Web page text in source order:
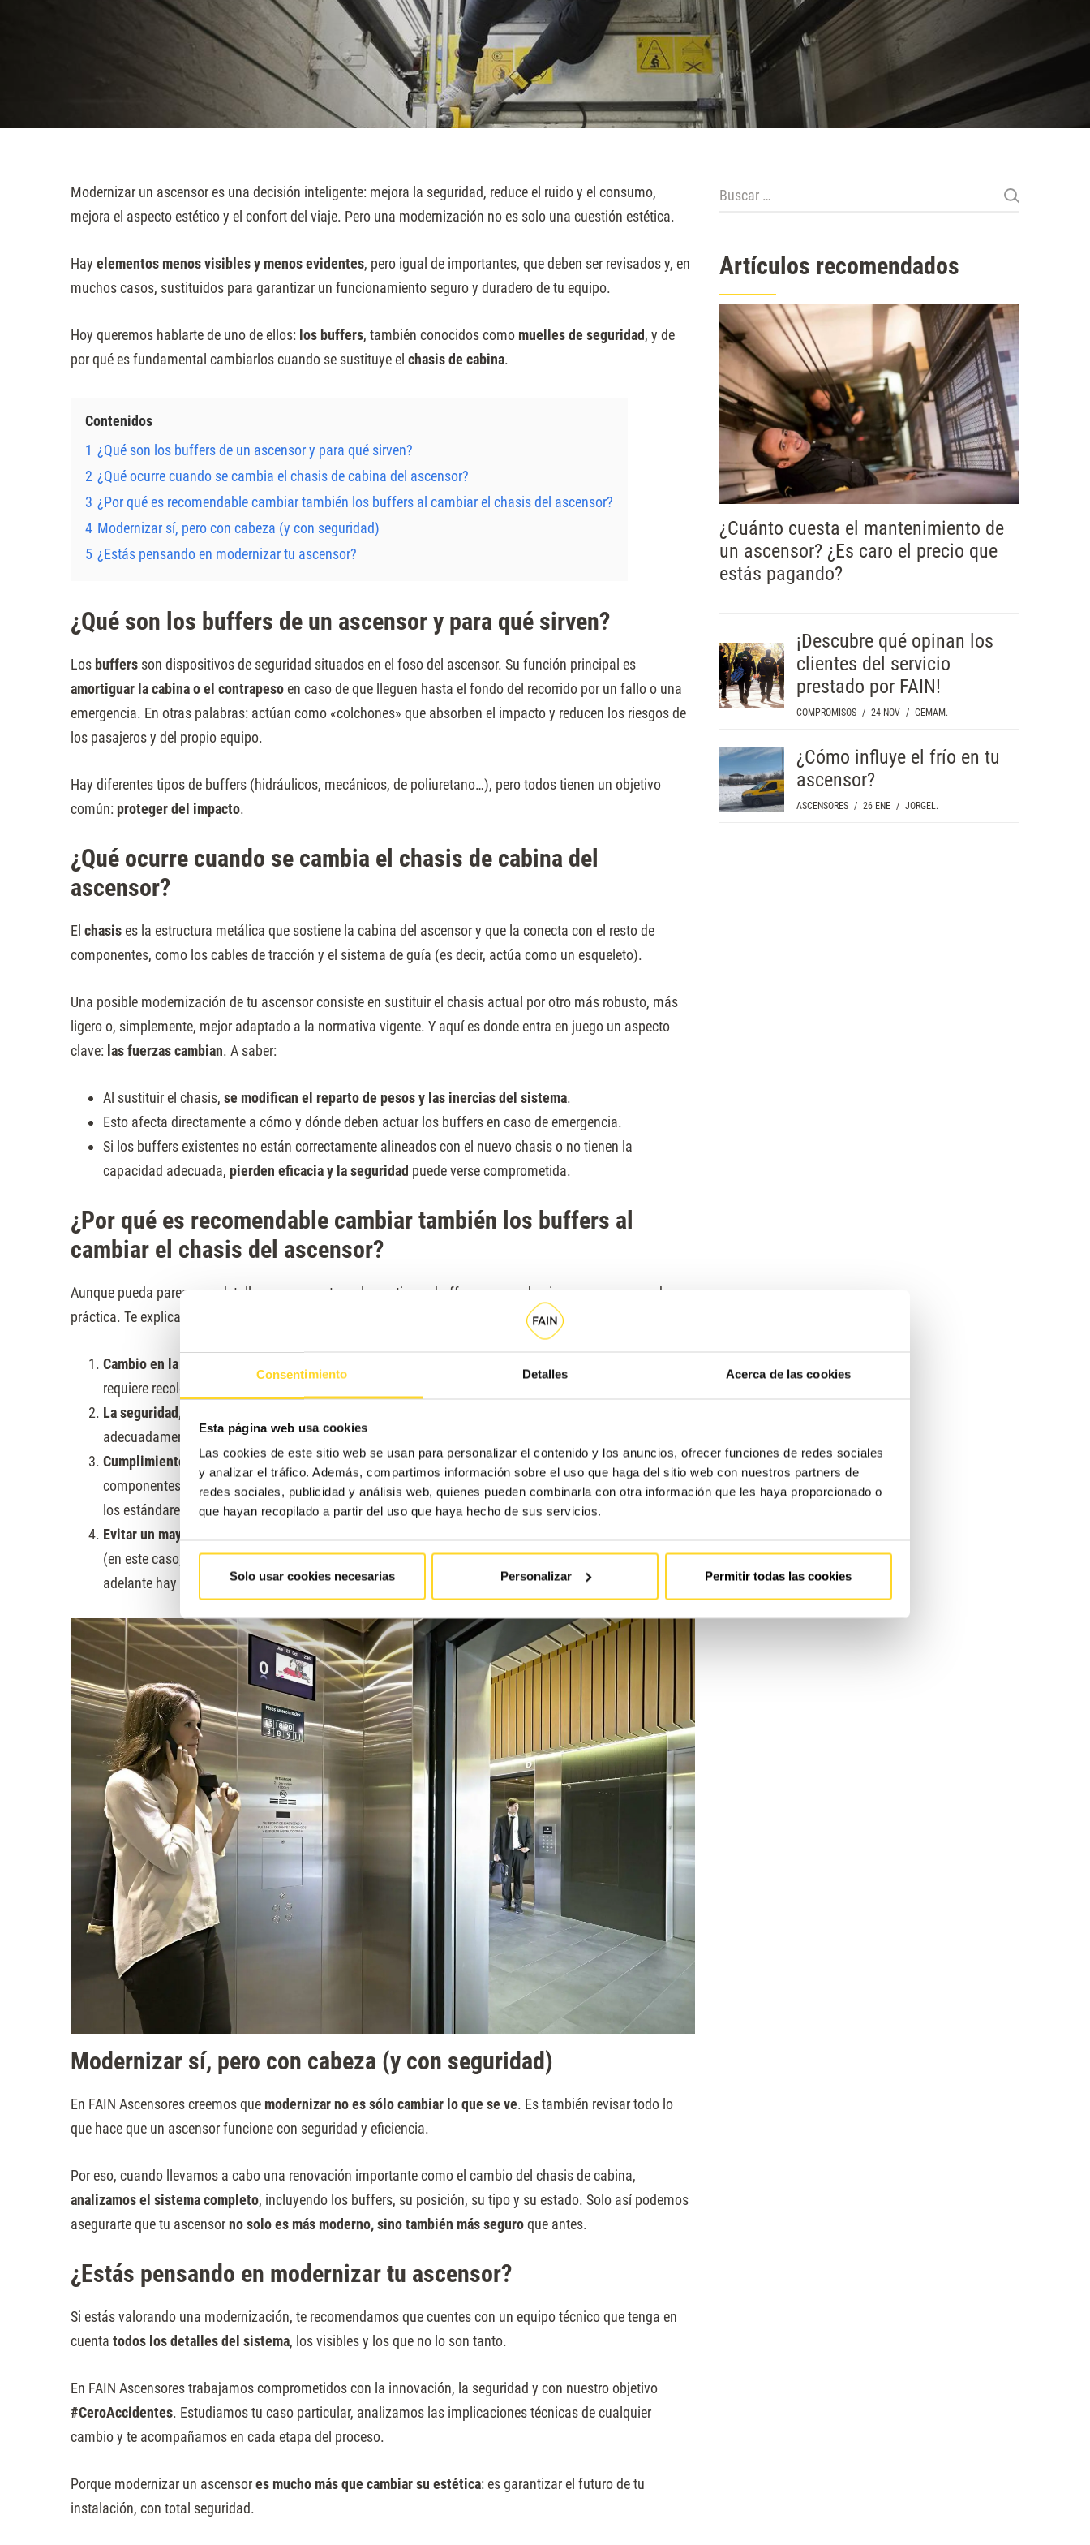
Consentimiento Detalles Acerca de las cookies
Esta página web usa cookies
Las cookies de este sitio web se usan para personalizar el contenido y los anuncios, ofrecer funciones de redes sociales
y analizar el tráfico. Además, compartimos información sobre el uso que haga del sitio web con nuestros partners de
redes sociales, publicidad y análisis web, quienes pueden combinarla con otra información que les haya proporcionado o
que hayan recopilado a partir del uso que haya hecho de sus servicios.
Solo usar cookies necesarias Personalizar Permitir todas las cookies
Modernizar un ascensor es una decisión inteligente: mejora la seguridad, reduce el ruido y el consumo,
mejora el aspecto estético y el confort del viaje. Pero una modernización no es solo una cuestión estética.
Hay elementos menos visibles y menos evidentes, pero igual de importantes, que deben ser revisados y, en
muchos casos, sustituidos para garantizar un funcionamiento seguro y duradero de tu equipo.
Hoy queremos hablarte de uno de ellos: los buffers, también conocidos como muelles de seguridad, y de
por qué es fundamental cambiarlos cuando se sustituye el chasis de cabina.
Contenidos
1 ¿Qué son los buffers de un ascensor y para qué sirven?
2 ¿Qué ocurre cuando se cambia el chasis de cabina del ascensor?
3 ¿Por qué es recomendable cambiar también los buffers al cambiar el chasis del ascensor?
4 Modernizar sí, pero con cabeza (y con seguridad)
5 ¿Estás pensando en modernizar tu ascensor?
¿Qué son los buffers de un ascensor y para qué sirven?
Los buffers son dispositivos de seguridad situados en el foso del ascensor. Su función principal es
amortiguar la cabina o el contrapesoen caso de que lleguen hasta el fondo del recorrido por un fallo o una
emergencia. En otras palabras: actúan como «colchones» que absorben el impacto y reducen los riesgos de
los pasajeros y del propio equipo.
Hay diferentes tipos de buffers (hidráulicos, mecánicos, de poliuretano…), pero todos tienen un objetivo
común: proteger del impacto.
¿Qué ocurre cuando se cambia el chasis de cabina del
ascensor?
El chasises la estructura metálica que sostiene la cabina del ascensor y que la conecta con el resto de
componentes, como los cables de tracción y el sistema de guía (es decir, actúa como un esqueleto).
Una posible modernización de tu ascensor consiste en sustituir el chasis actual por otro más robusto, más
ligero o, simplemente, mejor adaptado a la normativa vigente. Y aquí es donde entra en juego un aspecto
clave: las fuerzas cambian. A saber:
Al sustituir el chasis, se modifican el reparto de pesos y las inercias del sistema.
Esto afecta directamente a cómo y dónde deben actuar los buffers en caso de emergencia.
Si los buffers existentes no están correctamente alineados con el nuevo chasis o no tienen la
capacidad adecuada, pierden eficacia y la seguridad puede verse comprometida.
¿Por qué es recomendable cambiar también los buffers al
cambiar el chasis del ascensor?
Aunque pueda parecer un detalle menor, mantener los antiguos buffers con un chasis nuevo no es una buena
práctica. Te explicamos las razones:
Cambio en la geometría del sistema
requiere recolocar los buffers o sustituirlos por otros más coherentes con el nuevo diseño.
La seguridad, una prioridad
adecuadamente el impacto, pueden provocar daños en la cabina o lesiones en caso de emergencia.
Cumplimiento de la normativa: las normas de seguridad evolucionan, y un chasis moderno exige
componentes que estén a su altura. En este punto, actualizar los buffers garantiza el cumplimiento con
los estándares de seguridad vigentes.
Evitar un mayor coste a largo plazo
(en este caso, sustituir el chasis sin hacer lo propio con los buffers), puede salir muy caro. Si más
adelante hay que reintervenir, los costes (y las molestias) serán mayores.
Modernizar sí, pero con cabeza (y con seguridad)
En FAIN Ascensores creemos que modernizar no es sólo cambiar lo que se ve. Es también revisar todo lo
que hace que un ascensor funcione con seguridad y eficiencia.
Por eso, cuando llevamos a cabo una renovación importante como el cambio del chasis de cabina,
analizamos el sistema completo, incluyendo los buffers, su posición, su tipo y su estado. Solo así podemos
asegurarte que tu ascensorno solo es más moderno, sino también más seguroque antes.
¿Estás pensando en modernizar tu ascensor?
Si estás valorando una modernización, te recomendamos que cuentes con un equipo técnico que tenga en
cuenta todos los detalles del sistema, los visibles y los que no lo son tanto.
En FAIN Ascensores trabajamos comprometidos con la innovación, la seguridad y con nuestro objetivo
#CeroAccidentes. Estudiamos tu caso particular, analizamos las implicaciones técnicas de cualquier
cambio y te acompañamos en cada etapa del proceso.
Porque modernizar un ascensores mucho más que cambiar su estética: es garantizar el futuro de tu
instalación, con total seguridad.
Buscar:
Artículos recomendados
¿Cuánto cuesta el mantenimiento de
un ascensor? ¿Es caro el precio que
estás pagando?
¡Descubre qué opinan los
clientes del servicio
prestado por FAIN!
COMPROMISOS / 24 NOV / GEMAM.
¿Cómo influye el frío en tu
ascensor?
ASCENSORES / 26 ENE / JORGEL.